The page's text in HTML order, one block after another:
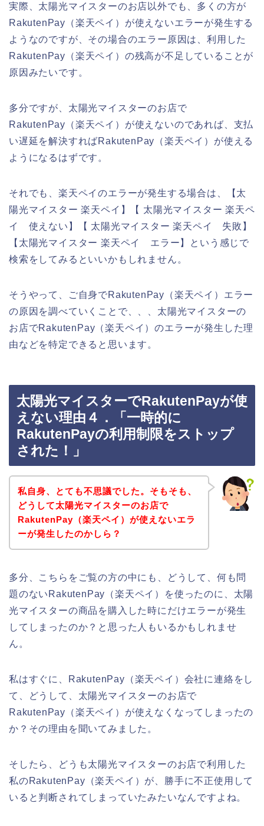
実際、太陽光マイスターのお店以外でも、多くの方が
RakutenPay（楽天ペイ）が使えないエラーが発生する
ようなのですが、その場合のエラー原因は、利用した
RakutenPay（楽天ペイ）の残高が不足していることが
原因みたいです。
多分ですが、太陽光マイスターのお店で
RakutenPay（楽天ペイ）が使えないのであれば、支払
い遅延を解決すればRakutenPay（楽天ペイ）が使える
ようになるはずです。
それでも、楽天ペイのエラーが発生する場合は、【太
陽光マイスター 楽天ペイ】【 太陽光マイスター 楽天ペ
イ 使えない】【 太陽光マイスター 楽天ペイ 失敗】
【太陽光マイスター 楽天ペイ エラー】という感じで
検索をしてみるといいかもしれません。
そうやって、ご自身でRakutenPay（楽天ペイ）エラー
の原因を調べていくことで、、、太陽光マイスターの
お店でRakutenPay（楽天ペイ）のエラーが発生した理
由などを特定できると思います。
太陽光マイスターでRakutenPayが使
えない理由４．「一時的に
RakutenPayの利用制限をストップ
された！」
私自身、とても不思議でした。そもそも、
どうして太陽光マイスターのお店で
RakutenPay（楽天ペイ）が使えないエラ
ーが発生したのかしら？
多分、こちらをご覧の方の中にも、どうして、何も問
題のないRakutenPay（楽天ペイ）を使ったのに、太陽
光マイスターの商品を購入した時にだけエラーが発生
してしまったのか？と思った人もいるかもしれませ
ん。
私はすぐに、RakutenPay（楽天ペイ）会社に連絡をし
て、どうして、太陽光マイスターのお店で
RakutenPay（楽天ペイ）が使えなくなってしまったの
か？その理由を聞いてみました。
そしたら、どうも太陽光マイスターのお店で利用した
私のRakutenPay（楽天ペイ）が、勝手に不正使用して
いると判断されてしまっていたみたいなんですよね。